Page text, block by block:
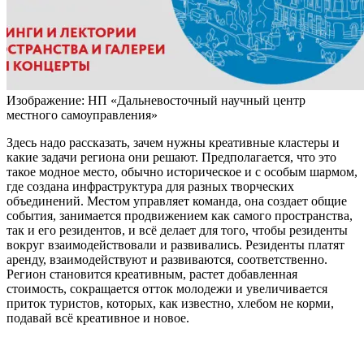
Изображение: НП «Дальневосточный научный центр
местного самоуправления»
Здесь надо рассказать, зачем нужны креативные кластеры и
какие задачи региона они решают. Предполагается, что это
такое модное место, обычно историческое и с особым шармом,
где создана инфраструктура для разных творческих
объединений. Местом управляет команда, она создает общие
события, занимается продвижением как самого пространства,
так и его резидентов, и всё делает для того, чтобы резиденты
вокруг взаимодействовали и развивались. Резиденты платят
аренду, взаимодействуют и развиваются, соответственно.
Регион становится креативным, растет добавленная
стоимость, сокращается отток молодежи и увеличивается
приток туристов, которых, как известно, хлебом не корми,
подавай всё креативное и новое.